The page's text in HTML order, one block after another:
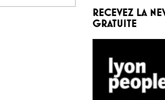
RECEVEZ LA
GRATUITE